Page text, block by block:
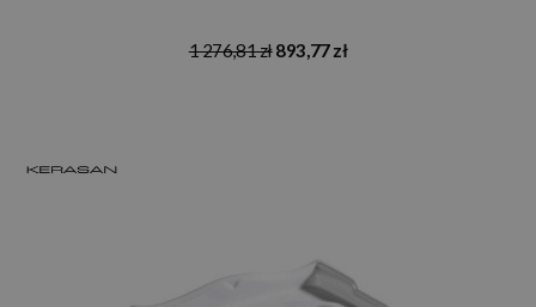
1 276,81 zł893,77 zł